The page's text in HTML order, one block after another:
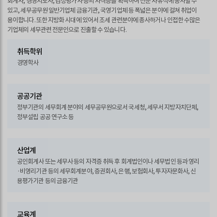
있고, 세무공무원 일반기업체 금융기관, 국영기업체 등 폭넓은 분야에 걸쳐 취업이
용이합니다. 또한 지방화 시대에 있어서 조세 관련분야에 종사하거나 인접한 수많은
기업체의 세무관련 전문인으로 진출할 수 있습니다.
취득학위
경영학사
공공기관
정부기관의 세무회계 분야의 세무공무원으로서 국세청, 세무서 지방자치단체,
정부설립 공공 연구소 등
산업계
공인회계사 또는 세무사 등의 자격증 취득 후 회계법인이나 세무법인 등과 영리
·비영리기관 등의 세무회계분야, 증권회사, 은행, 보험회사, 투자자문화사, 신
용평가기관 등의 금융기관
교육계